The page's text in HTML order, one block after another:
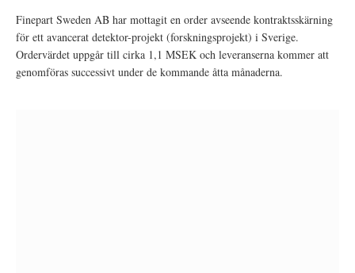
Finepart Sweden AB har mottagit en order avseende kontraktsskärning
för ett avancerat detektor-projekt (forskningsprojekt) i Sverige.
Ordervärdet uppgår till cirka 1,1 MSEK och leveranserna kommer att
genomföras successivt under de kommande åtta månaderna.